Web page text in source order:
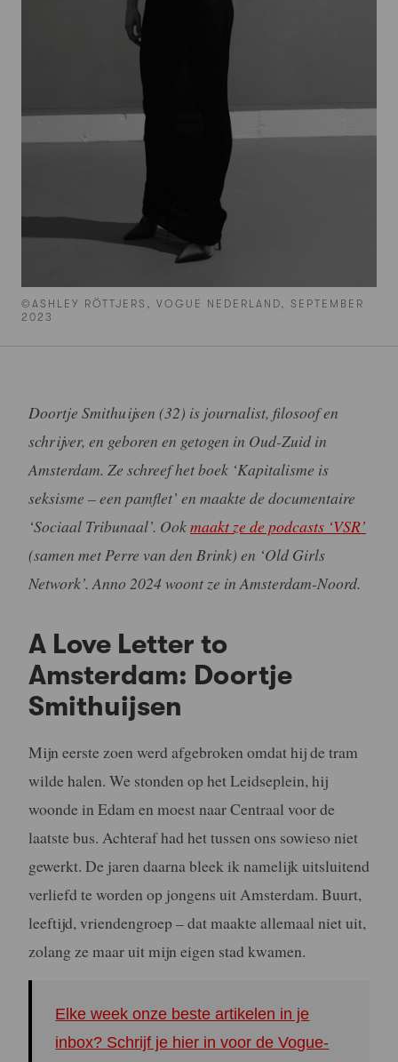
©ASHLEY RÖTTJERS, VOGUE NEDERLAND, SEPTEMBER
2023
Doortje Smithuijsen (32) is journalist, filosoof en
schrijver, en geboren en getogen in Oud-Zuid in
Amsterdam. Ze schreef het boek ‘Kapitalisme is
seksisme – een pamflet’ en maakte de documentaire
‘Sociaal Tribunaal’. Ookmaakt ze de podcasts ‘VSR’
(samen met Perre van den Brink) en ‘Old Girls
Network’. Anno 2024 woont ze in Amsterdam-Noord.
A Love Letter to
Amsterdam: Doortje
Smithuijsen
Mijn eerste zoen werd afgebroken omdat hij de tram
wilde halen. We stonden op het Leidseplein, hij
woonde in Edam en moest naar Centraal voor de
laatste bus. Achteraf had het tussen ons sowieso niet
gewerkt. De jaren daarna bleek ik namelijk uitsluitend
verliefd te worden op jongens uit Amsterdam. Buurt,
leeftijd, vriendengroep – dat maakte allemaal niet uit,
zolang ze maar uit mijn eigen stad kwamen.
Elke week onze beste artikelen in je
inbox? Schrijf je hier in voor de Vogue-